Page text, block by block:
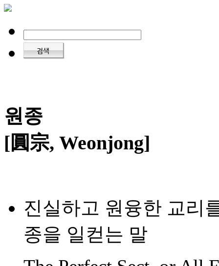
원종
[圓宗, Weonjong]
진실하고 원융한 교리
종을 일컫는 말